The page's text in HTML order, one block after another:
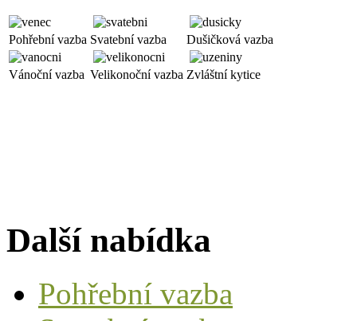
Pohřební vazba Svatební vazba Dušičková vazba
Vánoční vazba Velikonoční vazba Zvláštní kytice
Další nabídka
Pohřební vazba